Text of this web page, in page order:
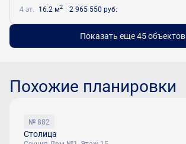
4 эт. 16.2 м2 2 965 550 руб.
Показать еще 45 объектов
Похожие планировки
№ 882
Столица